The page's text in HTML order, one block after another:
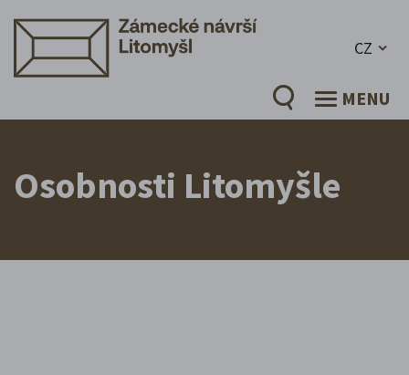
CZ
MENU
Osobnosti Litomyšle